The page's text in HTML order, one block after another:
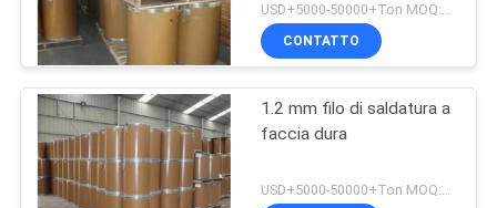
USD+5000-50000+Ton MOQ:1 tonnellata
CONTATTO
1.2 mm filo di saldatura a
faccia dura